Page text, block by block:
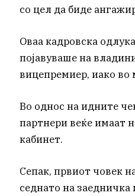
со цел да биде
Оваа кадровска
појавуваше на
вицепремиер, иако во
Во однос на идните
партнери веќе имаат
кабинет.
Сепак, првиот човек
седнато на